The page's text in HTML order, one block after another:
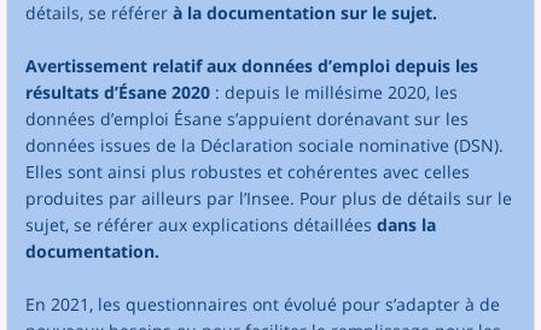
détails, se référer à la documentation sur le sujet.
Avertissement relatif aux données d’emploi depuis les
résultats d’Ésane 2020 : depuis le millésime 2020, les
données d’emploi Ésane s’appuient dorénavant sur les
données issues de la Déclaration sociale nominative (DSN).
Elles sont ainsi plus robustes et cohérentes avec celles
produites par ailleurs par l’Insee. Pour plus de détails sur le
sujet, se référer aux explications détaillées dans la
documentation.
En 2021, les questionnaires ont évolué pour s’adapter à de